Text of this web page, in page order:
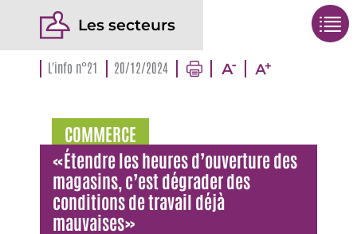
Les secteurs
L'info n°21 20/12/2024
COMMERCE
«Étendre les heures d’ouverture des
magasins, c’est dégrader des
conditions de travail déjà
mauvaises»